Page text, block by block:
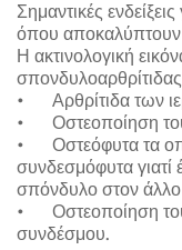
Σημαντικές
όπου αποκαλύπτουν
Η ακτινολογική
σπονδυλοαρθρίτιδας
•	Αρθρίτιδα
•	Οστεοποίηση
•	Οστεόφυτα τα οποία στην Α/Σ ονομάζονται και
συνδεσμόφυτα γιατί
σπόνδυλο στον άλλο
•	Οστεοποίηση του προσθίου και οπίσθιου επιμήκους
συνδέσμου.